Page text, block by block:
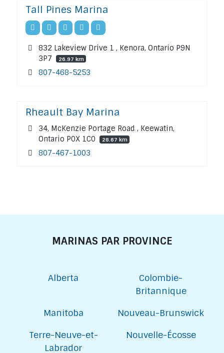
Tall Pines Marina
832 Lakeview Drive 1 , Kenora, Ontario P9N
3P7
26.97 km
807-468-5253
Rheault Bay Marina
34, McKenzie Portage Road , Keewatin,
Ontario P0X 1C0
28.67 km
807-467-1003
MARINAS PAR PROVINCE
Alberta
Colombie-
Britannique
Manitoba
Nouveau-Brunswick
Terre-Neuve-et-
Labrador
Nouvelle-Écosse